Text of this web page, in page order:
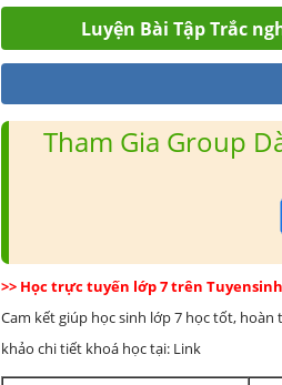
Luyện Bài Tập Trắc
Tham Gia Group
>> Học trực tuyến lớp 7 trên
Cam kết giúp học sinh lớp 7 học tốt,
khảo chi tiết khoá học tại: Link